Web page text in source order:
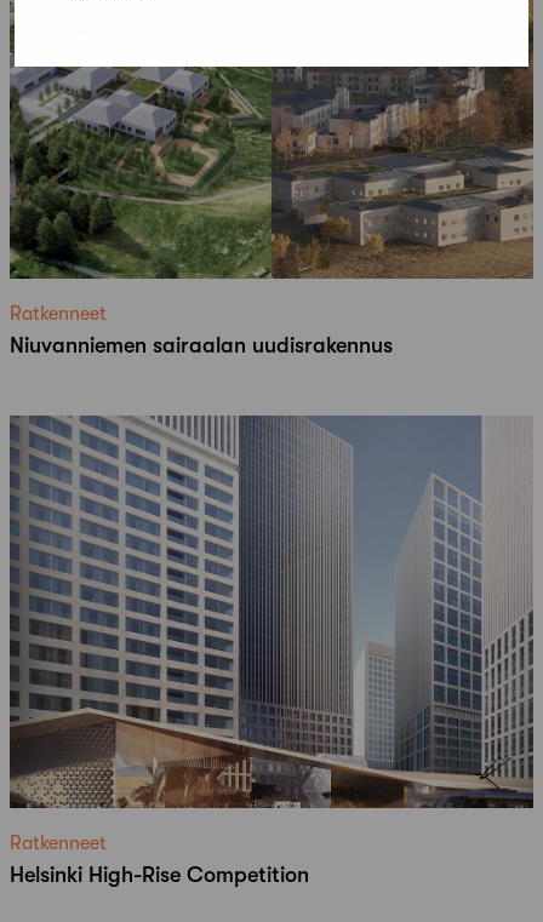
Ratkenneet
Niuvanniemen sairaalan uudisrakennus
Ratkenneet
Helsinki High-Rise Competition